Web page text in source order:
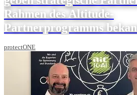
Rahmen des Altitude-
Partnerprogramms
protectONE